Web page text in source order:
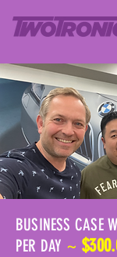
BUSINESS CASE
PER DAY ~